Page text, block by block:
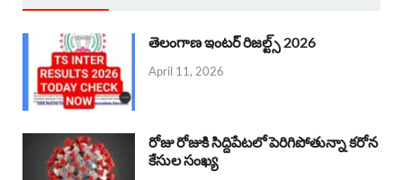
తెలంగాణ ఇంటర్ రిజల్ట్స్ 2026
April 11, 2026
రోజు రోజుకి సిద్దిపేటలో పెరిగిపోతున్నా కరోన
కేసుల సంఖ్య